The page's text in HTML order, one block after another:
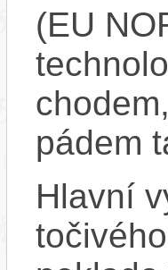
(EU
pádem
Hlavní